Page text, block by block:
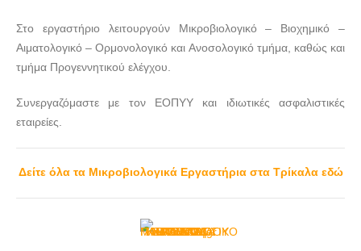
Στο εργαστήριο λειτουργούν Μικροβιολογικό – Βιοχημικό –
Αιματολογικό – Ορμονολογικό και Ανοσολογικό τμήμα, καθώς και
τμήμα Προγεννητικού ελέγχου.
Συνεργαζόμαστε με τον ΕΟΠΥΥ και ιδιωτικές ασφαλιστικές
εταιρείες.
Δείτε όλα τα Μικροβιολογικά Εργαστήρια στα Τρίκαλα εδώ